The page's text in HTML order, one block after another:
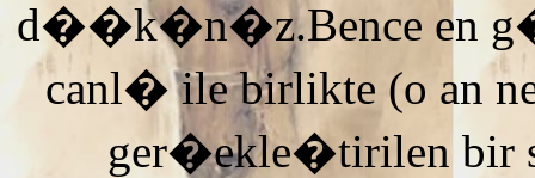
d��k�n�z.Bence en
canl� ile birlikte (o an
ger�ekle�tirilen bir